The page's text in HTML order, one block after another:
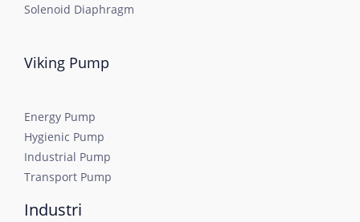
Solenoid Diaphragm
Viking Pump
Energy Pump
Hygienic Pump
Industrial Pump
Transport Pump
Industri